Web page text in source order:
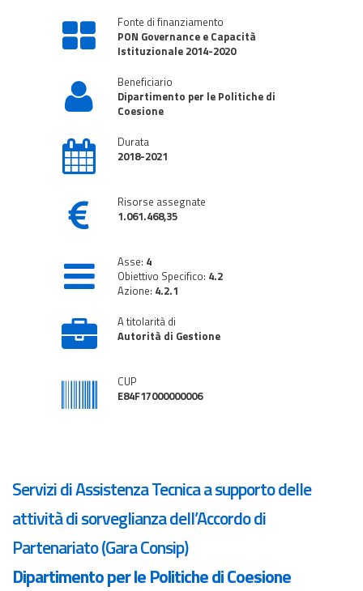
Fonte di finanziamento
PON Governance e Capacità
Istituzionale 2014-2020
Beneficiario
Dipartimento per le Politiche di
Coesione
Durata
2018-2021
Risorse assegnate
1.061.468,35
Asse: 4
Obiettivo Specifico: 4.2
Azione: 4.2.1
A titolarità di
Autorità di Gestione
CUP
E84F17000000006
Servizi di Assistenza Tecnica a supporto delle
attività di sorveglianza dell’Accordo di
Partenariato (Gara Consip)
Dipartimento per le Politiche di Coesione